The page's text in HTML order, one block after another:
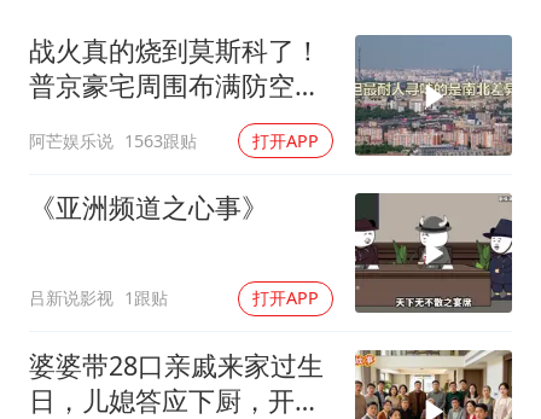
央视新主播李秋莹孙亚鹏亮相
构建更高水平的全民健身公共服务体系
战火真的烧到莫斯科了！
普京豪宅周围布满防空
塔，大战一触即发2
阿芒娱乐说 1563跟贴 打开APP
《亚洲频道之心事》
吕新说影视 1跟贴 打开APP
婆婆带28口亲戚来家过生
日，儿媳答应下厨，开饭